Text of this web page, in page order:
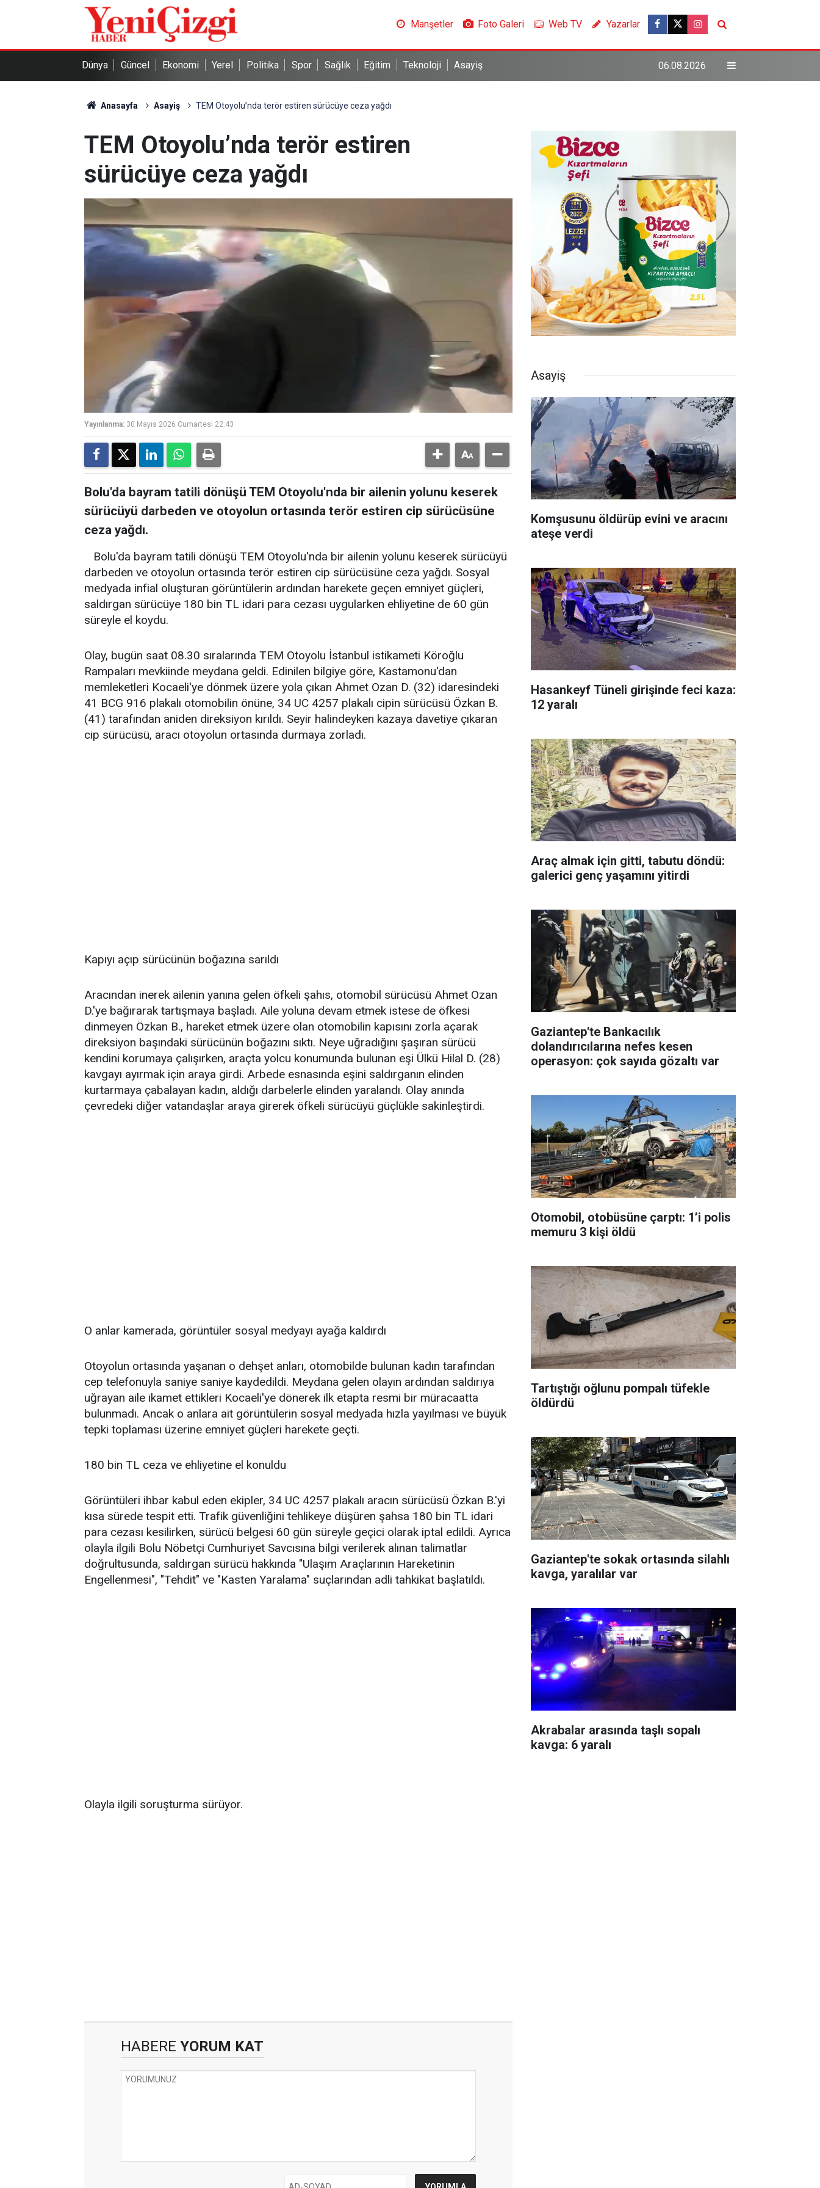
Manşetler Foto Galeri Web TV Yazarlar
Dünya Güncel Ekonomi Yerel Politika Spor Sağlık Eğitim Teknoloji Asayiş 06.08.2026
Anasayfa Asayiş TEM Otoyolu’nda terör estiren sürücüye ceza yağdı
TEM Otoyolu’nda terör estiren
sürücüye ceza yağdı
Yayınlanma: 30 Mayıs 2026 Cumartesi 22:43
Bolu'da bayram tatili dönüşü TEM Otoyolu'nda bir ailenin yolunu keserek
sürücüyü darbeden ve otoyolun ortasında terör estiren cip sürücüsüne
ceza yağdı.
Bolu'da bayram tatili dönüşü TEM Otoyolu'nda bir ailenin yolunu keserek sürücüyü
darbeden ve otoyolun ortasında terör estiren cip sürücüsüne ceza yağdı. Sosyal
medyada infial oluşturan görüntülerin ardından harekete geçen emniyet güçleri,
saldırgan sürücüye 180 bin TL idari para cezası uygularken ehliyetine de 60 gün
süreyle el koydu.
Olay, bugün saat 08.30 sıralarında TEM Otoyolu İstanbul istikameti Köroğlu
Rampaları mevkiinde meydana geldi. Edinilen bilgiye göre, Kastamonu'dan
memleketleri Kocaeli'ye dönmek üzere yola çıkan Ahmet Ozan D. (32) idaresindeki
41 BCG 916 plakalı otomobilin önüne, 34 UC 4257 plakalı cipin sürücüsü Özkan B.
(41) tarafından aniden direksiyon kırıldı. Seyir halindeyken kazaya davetiye çıkaran
cip sürücüsü, aracı otoyolun ortasında durmaya zorladı.
Kapıyı açıp sürücünün boğazına sarıldı
Aracından inerek ailenin yanına gelen öfkeli şahıs, otomobil sürücüsü Ahmet Ozan
D.'ye bağırarak tartışmaya başladı. Aile yoluna devam etmek istese de öfkesi
dinmeyen Özkan B., hareket etmek üzere olan otomobilin kapısını zorla açarak
direksiyon başındaki sürücünün boğazını sıktı. Neye uğradığını şaşıran sürücü
kendini korumaya çalışırken, araçta yolcu konumunda bulunan eşi Ülkü Hilal D. (28)
kavgayı ayırmak için araya girdi. Arbede esnasında eşini saldırganın elinden
kurtarmaya çabalayan kadın, aldığı darbelerle elinden yaralandı. Olay anında
çevredeki diğer vatandaşlar araya girerek öfkeli sürücüyü güçlükle sakinleştirdi.
O anlar kamerada, görüntüler sosyal medyayı ayağa kaldırdı
Otoyolun ortasında yaşanan o dehşet anları, otomobilde bulunan kadın tarafından
cep telefonuyla saniye saniye kaydedildi. Meydana gelen olayın ardından saldırıya
uğrayan aile ikamet ettikleri Kocaeli'ye dönerek ilk etapta resmi bir müracaatta
bulunmadı. Ancak o anlara ait görüntülerin sosyal medyada hızla yayılması ve büyük
tepki toplaması üzerine emniyet güçleri harekete geçti.
180 bin TL ceza ve ehliyetine el konuldu
Görüntüleri ihbar kabul eden ekipler, 34 UC 4257 plakalı aracın sürücüsü Özkan B.'yi
kısa sürede tespit etti. Trafik güvenliğini tehlikeye düşüren şahsa 180 bin TL idari
para cezası kesilirken, sürücü belgesi 60 gün süreyle geçici olarak iptal edildi. Ayrıca
olayla ilgili Bolu Nöbetçi Cumhuriyet Savcısına bilgi verilerek alınan talimatlar
doğrultusunda, saldırgan sürücü hakkında "Ulaşım Araçlarının Hareketinin
Engellenmesi", "Tehdit" ve "Kasten Yaralama" suçlarından adli tahkikat başlatıldı.
Olayla ilgili soruşturma sürüyor.
HABERE YORUM KAT
Asayiş
Komşusunu öldürüp evini ve aracını
ateşe verdi
Hasankeyf Tüneli girişinde feci kaza:
12 yaralı
Araç almak için gitti, tabutu döndü:
galerici genç yaşamını yitirdi
Gaziantep'te Bankacılık
dolandırıcılarına nefes kesen
operasyon: çok sayıda gözaltı var
Otomobil, otobüsüne çarptı: 1’i polis
memuru 3 kişi öldü
Tartıştığı oğlunu pompalı tüfekle
öldürdü
Gaziantep'te sokak ortasında silahlı
kavga, yaralılar var
Akrabalar arasında taşlı sopalı
kavga: 6 yaralı